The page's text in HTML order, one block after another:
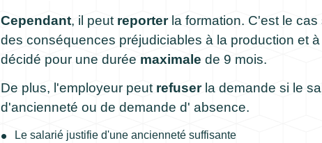
Cependant, il peut reporterla formation. C'est le
des conséquences préjudiciables à la production et
décidé pour une durée maximale de 9 mois.
De plus, l'employeur peut refuserla demande si le
d'ancienneté ou de demande d' absence.
Le salarié justifie d'une ancienneté suffisante